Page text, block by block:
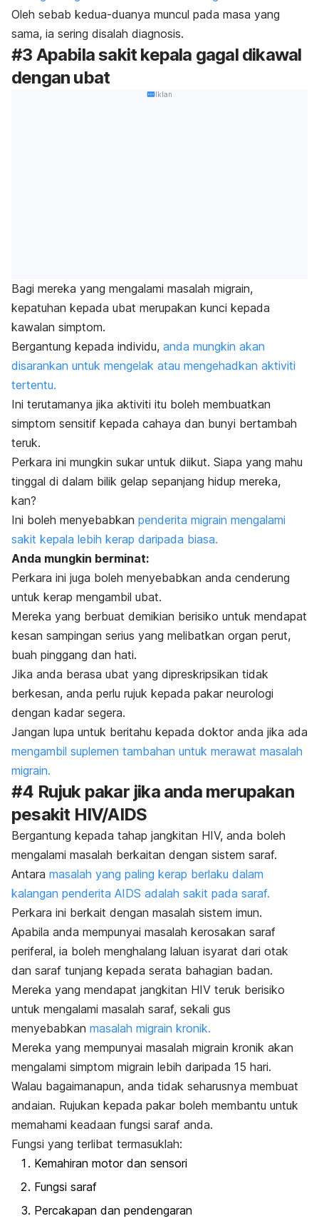
Oleh sebab kedua-duanya muncul pada masa yang
sama, ia sering disalah diagnosis.
#3 Apabila sakit kepala gagal dikawal
dengan ubat
Iklan
Bagi mereka yang mengalami masalah migrain,
kepatuhan kepada ubat merupakan kunci kepada
kawalan simptom.
Bergantung kepada individu, anda mungkin akan
disarankan untuk mengelak atau mengehadkan aktiviti
tertentu.
Ini terutamanya jika aktiviti itu boleh membuatkan
simptom sensitif kepada cahaya dan bunyi bertambah
teruk.
Perkara ini mungkin sukar untuk diikut. Siapa yang mahu
tinggal di dalam bilik gelap sepanjang hidup mereka,
kan?
Ini boleh menyebabkan penderita migrain mengalami
sakit kepala lebih kerap daripada biasa.
Anda mungkin berminat:
Perkara ini juga boleh menyebabkan anda cenderung
untuk kerap mengambil ubat.
Mereka yang berbuat demikian berisiko untuk mendapat
kesan sampingan serius yang melibatkan organ perut,
buah pinggang dan hati.
Jika anda berasa ubat yang dipreskripsikan tidak
berkesan, anda perlu rujuk kepada pakar neurologi
dengan kadar segera.
Jangan lupa untuk beritahu kepada doktor anda jika ada
mengambil suplemen tambahan untuk merawat masalah
migrain.
#4 Rujuk pakar jika anda merupakan
pesakit HIV/AIDS
Bergantung kepada tahap jangkitan HIV, anda boleh
mengalami masalah berkaitan dengan sistem saraf.
Antara masalah yang paling kerap berlaku dalam
kalangan penderita AIDS adalah sakit pada saraf.
Perkara ini berkait dengan masalah sistem imun.
Apabila anda mempunyai masalah kerosakan saraf
periferal, ia boleh menghalang laluan isyarat dari otak
dan saraf tunjang kepada serata bahagian badan.
Mereka yang mendapat jangkitan HIV teruk berisiko
untuk mengalami masalah saraf, sekali gus
menyebabkan masalah migrain kronik.
Mereka yang mempunyai masalah migrain kronik akan
mengalami simptom migrain lebih daripada 15 hari.
Walau bagaimanapun, anda tidak seharusnya membuat
andaian. Rujukan kepada pakar boleh membantu untuk
memahami keadaan fungsi saraf anda.
Fungsi yang terlibat termasuklah:
Kemahiran motor dan sensori
Fungsi saraf
Percakapan dan pendengaran